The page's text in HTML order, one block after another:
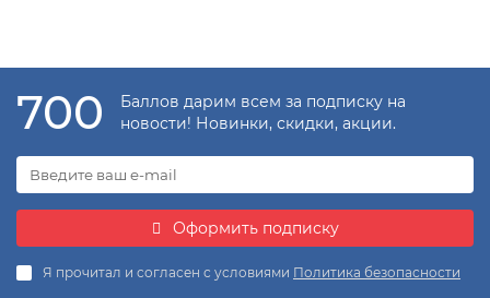
700
Баллов дарим всем за подписку на
новости! Новинки, скидки, акции.
Оформить подписку
Я прочитал и согласен с условиями Политика безопасности